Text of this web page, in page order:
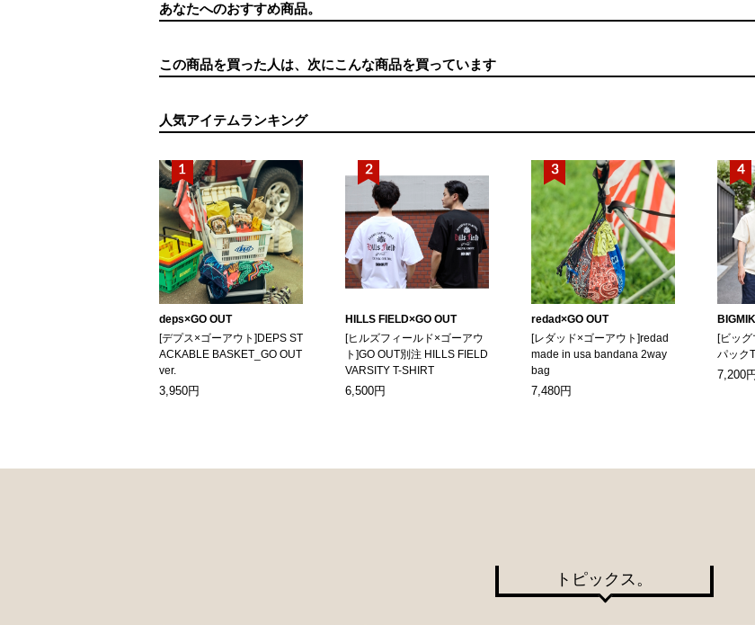
あなたへのおすすめ商品。
この商品を買った人は、次にこんな商品を買っています
人気アイテムランキング
deps×GO OUT
[デプス×ゴーアウト]DEPS ST
ACKABLE BASKET_GO OUT
ver.
3,950円
HILLS FIELD×GO OUT
[ヒルズフィールド×ゴーアウ
ト]GO OUT別注 HILLS FIELD
VARSITY T-SHIRT
6,500円
redad×GO OUT
[レダッド×ゴーアウト]redad
made in usa bandana 2way
bag
7,480円
[ビッ
パック
7,200円
トピックス。